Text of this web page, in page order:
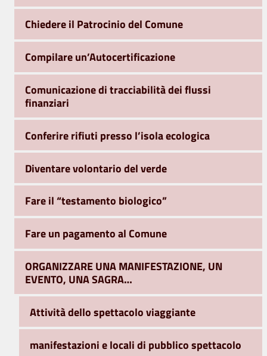
Chiedere il Patrocinio del Comune
Compilare un’Autocertificazione
Comunicazione di tracciabilità dei flussi
finanziari
Conferire rifiuti presso l’isola ecologica
Diventare volontario del verde
Fare il “testamento biologico”
Fare un pagamento al Comune
ORGANIZZARE UNA MANIFESTAZIONE, UN
EVENTO, UNA SAGRA…
Attività dello spettacolo viaggiante
manifestazioni e locali di pubblico spettacolo